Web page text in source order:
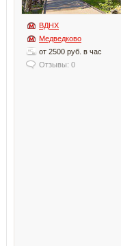
ВДНХ
Медведково
от 2500 руб. в час
Отзывы: 0